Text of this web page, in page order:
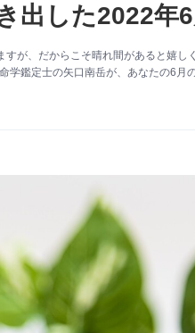
出した2022年
が、だからこそ晴れ間があると嬉し
鑑定士の矢口南岳が、あなたの6月